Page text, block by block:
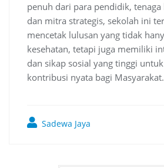
penuh dari para pendidik,
dan mitra strategis, sekolah ini
mencetak lulusan yang tidak
kesehatan, tetapi juga memiliki
dan sikap sosial yang tinggi
kontribusi nyata bagi
Sadewa Jaya